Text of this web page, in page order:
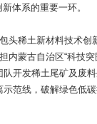
体系的重要一环。
头稀土新材料技术
内蒙古自治区“科技
开发稀土尾矿及废
范线，破解绿色低